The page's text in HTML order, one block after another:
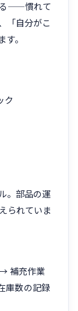
る——慣れて
「自分がこ
。
ク
。部品の運
られていま
補充作業
庫数の記録